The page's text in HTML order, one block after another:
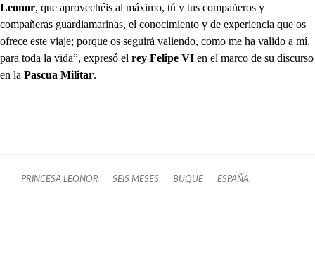
Leonor, que aprovechéis al máximo, tú y tus compañeros y
compañeras guardiamarinas, el conocimiento y de experiencia que os
ofrece este viaje; porque os seguirá valiendo, como me ha valido a mí,
para toda la vida”, expresó el rey Felipe VI en el marco de su discurso
en la Pascua Militar.
PRINCESA LEONOR SEIS MESES BUQUE ESPAÑA